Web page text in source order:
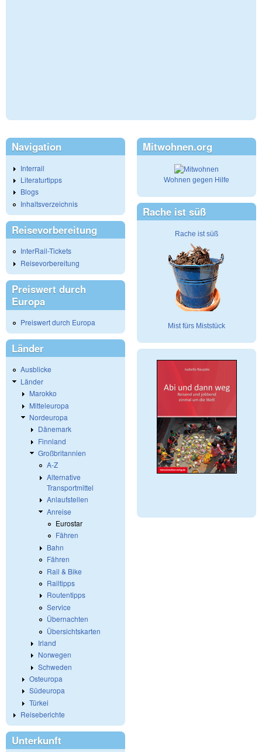
Navigation
Interrail
Literaturtipps
Blogs
Inhaltsverzeichnis
Reisevorbereitung
InterRail-Tickets
Reisevorbereitung
Preiswert durch
Europa
Preiswert durch Europa
Länder
Ausblicke
Länder
Marokko
Mitteleuropa
Nordeuropa
Dänemark
Finnland
Großbritannien
A-Z
Alternative
Transportmittel
Anlaufstellen
Anreise
Eurostar
Fähren
Bahn
Fähren
Rail & Bike
Railtipps
Routentipps
Service
Übernachten
Übersichtskarten
Irland
Norwegen
Schweden
Osteuropa
Südeuropa
Türkei
Reiseberichte
Unterkunft
Mitwohnen.org
Wohnen gegen Hilfe
Rache ist süß
Rache ist süß
Mist fürs Miststück